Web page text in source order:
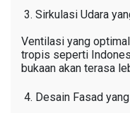
Sirkulasi Udara
Ventilasi yang
tropis seperti
bukaan akan terasa
Desain Fasad